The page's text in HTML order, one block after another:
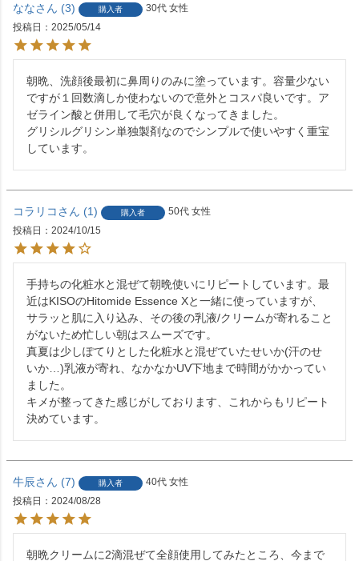
なな 3 購入者 30代 女性
投稿日
2025/05/14
朝晩、洗顔後最初に鼻周りのみに塗っています。容量少ない
ですが１回数滴しか使わないので意外とコスパ良いです。ア
ゼライン酸と併用して毛穴が良くなってきました。
グリシルグリシン単独製剤なのでシンプルで使いやすく重宝
しています。
コラリコ 1 購入者 50代 女性
投稿日
2024/10/15
手持ちの化粧水と混ぜて朝晩使いにリピートしています。最
近はKISOのHitomide Essence Xと一緒に使っていますが、
サラッと肌に入り込み、その後の乳液/クリームが寄れること
がないため忙しい朝はスムーズです。
真夏は少しぽてりとした化粧水と混ぜていたせいか(汗のせ
いか…)乳液が寄れ、なかなかUV下地まで時間がかかってい
ました。
キメが整ってきた感じがしております、これからもリピート
決めています。
牛辰 7 購入者 40代 女性
投稿日
2024/08/28
朝晩クリームに2滴混ぜて全顔使用してみたところ、今まで